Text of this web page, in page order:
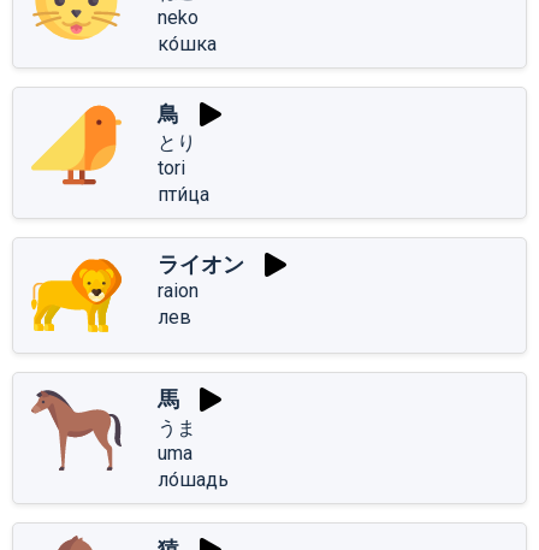
neko
ко́шка
鳥
とり
tori
пти́ца
ライオン
raion
лев
馬
うま
uma
ло́шадь